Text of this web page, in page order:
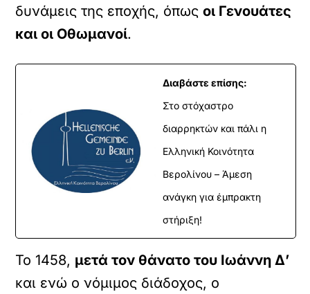
δυνάμεις της εποχής, όπωςοι Γενουάτες
και οι Οθωμανοί.
Διαβάστε επίσης:
Στο στόχαστρο
διαρρηκτών και πάλι η
Ελληνική Κοινότητα
Βερολίνου – Άμεση
ανάγκη για έμπρακτη
στήριξη!
Το 1458, μετά τον θάνατο του Ιωάννη Δ’
και ενώ ο νόμιμος διάδοχος, ο